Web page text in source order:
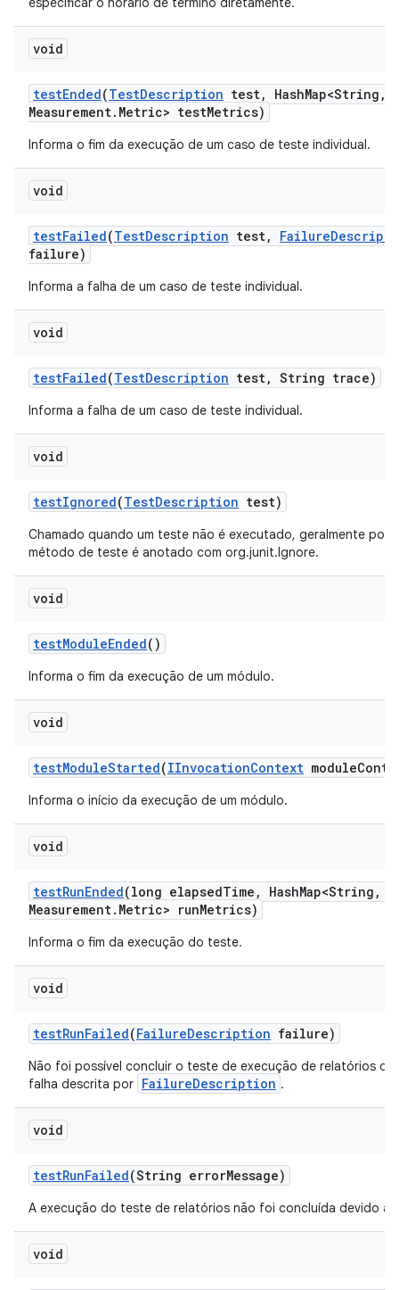
void
testEnded(TestDescription test, HashMap<String ,
Measurement. Metric> testMetrics)
Informa o fim da execução de um caso de teste individual.
void
testFailed(TestDescription test, Failure
failure)
Informa a falha de um caso de teste individual.
void
testFailed(TestDescription test, String trace)
Informa a falha de um caso de teste individual.
void
testIgnored(TestDescription test)
Chamado quando um teste não é executado, geralmente
método de teste é anotado com org.junit.Ignore.
void
testModuleEnded()
Informa o fim da execução de um módulo.
void
testModuleStarted(IInvocationContext module
Informa o início da execução de um módulo.
void
testRunEnded(long elapsedTime , HashMap<String ,
Measurement. Metric> runMetrics)
Informa o fim da execução do teste.
void
testRunFailed(FailureDescription failure)
Não foi possível concluir o teste de execução de relatórios
falha descrita por FailureDescription .
void
testRunFailed(String errorMessage)
A execução do teste de relatórios não foi concluída devido a
void